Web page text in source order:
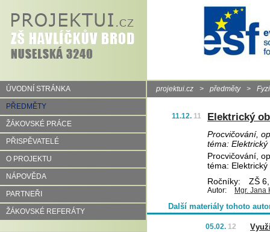
ÚVODNÍ STRÁNKA
PŘEDMĚTY
ŽÁKOVSKÉ PRÁCE
PŘISPĚVATELÉ
O PROJEKTU
NÁPOVĚDA
PARTNEŘI
ŽÁKOVSKÉ REFERÁTY
projektui.cz > předměty >
11.12. 11 Elektrický
Procvičování,
téma: Elektrický
Procvičování,
téma:
Ročníky:
ZŠ
Autor: Mgr. Jana
Další materiály tohoto
05.02. 12